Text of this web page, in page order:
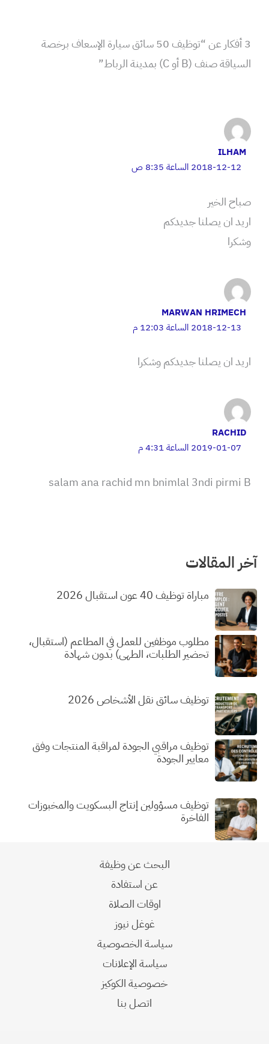
3 أفكار عن “توظيف 50 سائق سيارة الإسعاف برخصة
السياقة صنف (B أو C) بمدينة الرباط”
ILHAM
2018-12-12 الساعة 8:35 ص
صباح الخير
اريد ان يصلنا جديدكم
وشكرا
MARWAN HRIMECH
2018-12-13 الساعة 12:03 م
اريد ان يصلنا جديدكم وشكرا
RACHID
2019-01-07 الساعة 4:31 م
salam ana rachid mn bnimlal 3ndi pirmi B
آخر المقالات
مباراة توظيف 40 عون استقبال 2026
مطلوب موظفين للعمل في المطاعم (استقبال،
تحضير الطلبات، الطهي) بدون شهادة
توظيف سائق نقل الأشخاص 2026
توظيف مراقبي الجودة لمراقبة المنتجات وفق
معايير الجودة
توظيف مسؤولين إنتاج البسكويت والمخبوزات
الفاخرة
البحث عن وظيفة
عن استفادة
اوقات الصلاة
غوغل نيوز
سياسة الخصوصية
سياسة الإعلانات
خصوصية الكوكيز
اتصل بنا